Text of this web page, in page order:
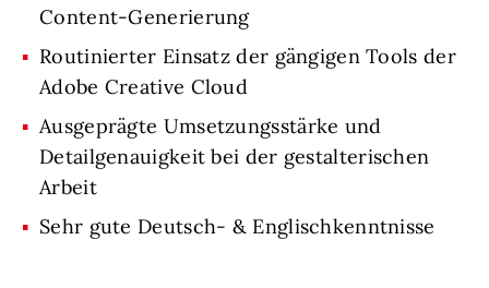
Content-Generierung
Routinierter Einsatz der gängigen Tools der
Adobe Creative Cloud
Ausgeprägte Umsetzungsstärke und
Detailgenauigkeit bei der gestalterischen
Arbeit
Sehr gute Deutsch- & Englischkenntnisse